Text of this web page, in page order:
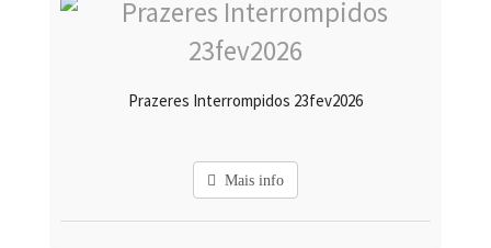
Prazeres Interrompidos 23fev2026
Mais info